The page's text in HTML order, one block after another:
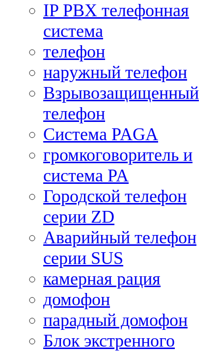
IP PBX телефонная
система
телефон
наружный телефон
Взрывозащищенный
телефон
Система PAGA
громкоговоритель и
система PA
Городской телефон
серии ZD
Аварийный телефон
серии SUS
камерная рация
домофон
парадный домофон
Блок экстренного